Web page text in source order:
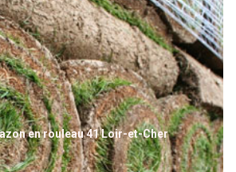
en rouleau 41 Loir-et-Cher